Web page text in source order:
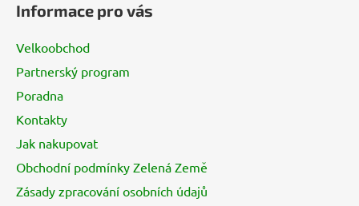
Informace pro vás
Velkoobchod
Partnerský program
Poradna
Kontakty
Jak nakupovat
Obchodní podmínky Zelená Země
Zásady zpracování osobních údajů